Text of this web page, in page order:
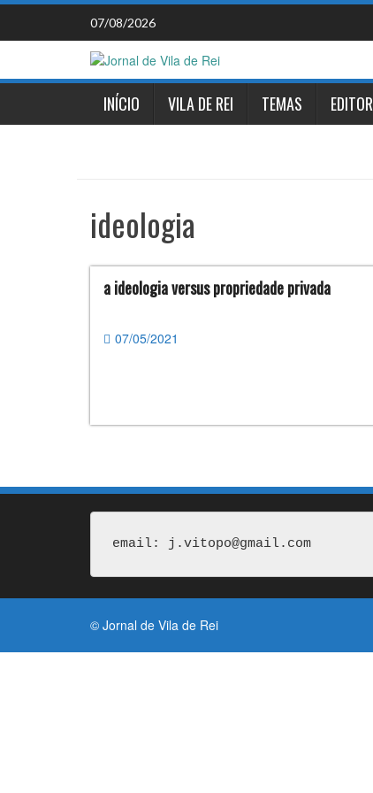
Skip
content
07/08/2026
INÍCIO VILA DE REI TEMAS EDITOR
ideologia
a ideologia versus propriedade privada
07/05/2021
email: j.vitopo@gmail.com
© Jornal de Vila de Rei